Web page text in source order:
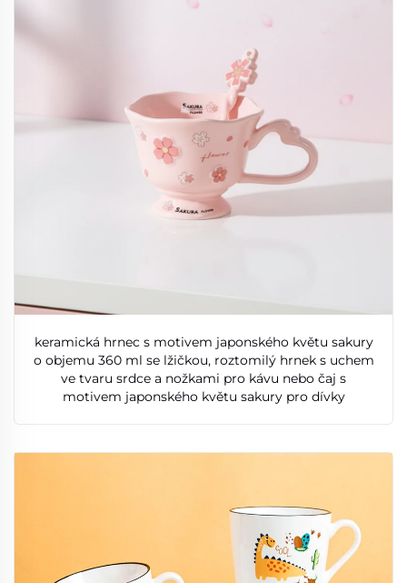
keramická hrnec s motivem japonského květu sakury
o objemu 360 ml se lžičkou, roztomilý hrnek s uchem
ve tvaru srdce a nožkami pro kávu nebo čaj s
motivem japonského květu sakury pro dívky